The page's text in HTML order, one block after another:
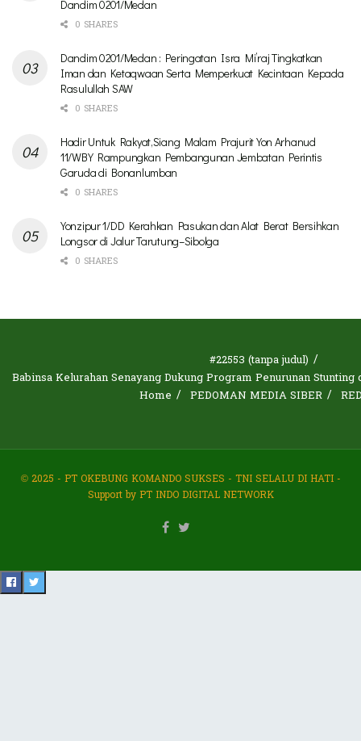
Dandim 0201/Medan
0 SHARES
Dandim 0201/Medan : Peringatan Isra Mi’raj Tingkatkan
Iman dan Ketaqwaan Serta Memperkuat Kecintaan Kepada
Rasulullah SAW
0 SHARES
Hadir Untuk Rakyat,Siang Malam Prajurit Yon Arhanud
11/WBY Rampungkan Pembangunan Jembatan Perintis
Garuda di Bonanlumban
0 SHARES
Yonzipur 1/DD Kerahkan Pasukan dan Alat Berat Bersihkan
Longsor di Jalur Tarutung–Sibolga
0 SHARES
#22553 (tanpa judul)
Babinsa Kelurahan Senayang Dukung Program Penurunan
Home
PEDOMAN MEDIA SIBER
© 2025 - PT OKEBUNG KOMANDO SUKSES - TNI SELALU DI HATI -
Support by PT INDO DIGITAL NETWORK